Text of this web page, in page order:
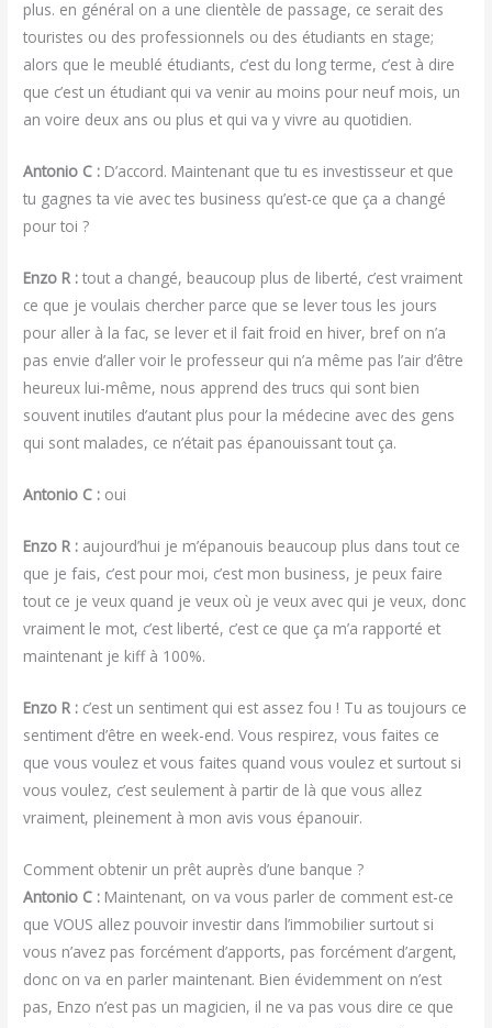
plus. en général on a une clientèle de passage, ce serait des
touristes ou des professionnels ou des étudiants en stage;
alors que le meublé étudiants, c’est du long terme, c’est à dire
que c’est un étudiant qui va venir au moins pour neuf mois, un
an voire deux ans ou plus et qui va y vivre au quotidien.
Antonio C : D’accord. Maintenant que tu es investisseur et que
tu gagnes ta vie avec tes business qu’est-ce que ça a changé
pour toi ?
Enzo R : tout a changé, beaucoup plus de liberté, c’est vraiment
ce que je voulais chercher parce que se lever tous les jours
pour aller à la fac, se lever et il fait froid en hiver, bref on n’a
pas envie d’aller voir le professeur qui n’a même pas l’air d’être
heureux lui-même, nous apprend des trucs qui sont bien
souvent inutiles d’autant plus pour la médecine avec des gens
qui sont malades, ce n’était pas épanouissant tout ça.
Antonio C : oui
Enzo R : aujourd’hui je m’épanouis beaucoup plus dans tout ce
que je fais, c’est pour moi, c’est mon business, je peux faire
tout ce je veux quand je veux où je veux avec qui je veux, donc
vraiment le mot, c’est liberté, c’est ce que ça m’a rapporté et
maintenant je kiff à 100%.
Enzo R : c’est un sentiment qui est assez fou ! Tu as toujours ce
sentiment d’être en week-end. Vous respirez, vous faites ce
que vous voulez et vous faites quand vous voulez et surtout si
vous voulez, c’est seulement à partir de là que vous allez
vraiment, pleinement à mon avis vous épanouir.
Comment obtenir un prêt auprès d’une banque ?
Antonio C : Maintenant, on va vous parler de comment est-ce
que VOUS allez pouvoir investir dans l’immobilier surtout si
vous n’avez pas forcément d’apports, pas forcément d’argent,
donc on va en parler maintenant. Bien évidemment on n’est
pas, Enzo n’est pas un magicien, il ne va pas vous dire ce que